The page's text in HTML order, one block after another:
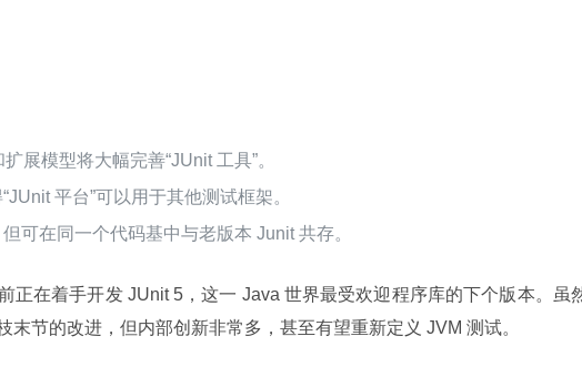
展模型将大幅完善“JUnit 工具”。
平台”可以用于其他测试框架。
可在同一个代码基中与老版本 Junit 共存。
正在着手开发 JUnit 5，这一 Java 世界最受欢迎程序库的下个版本。虽
末节的改进，但内部创新非常多，甚至有望重新定义 JVM 测试。